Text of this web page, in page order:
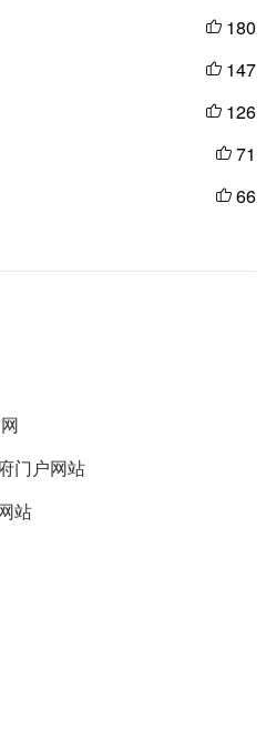
 180
 147
 126
 71
 66
门户网站
站